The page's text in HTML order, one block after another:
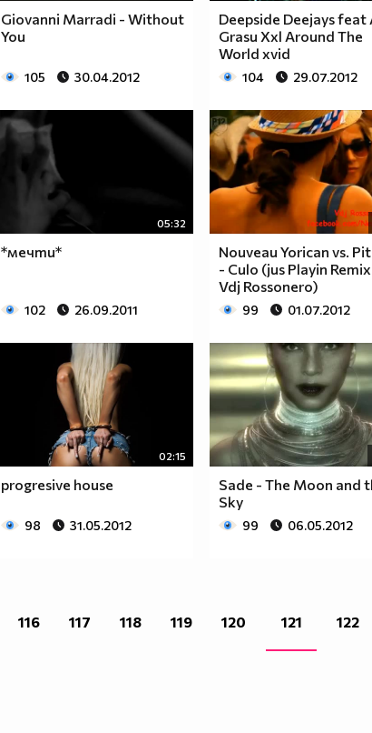
Giovanni Marradi - Without
You
105 30.04.2012
Deepside Deejays feat
Grasu Xxl Around The
World xvid
104 29.07.2012
05:32
*мечти*
102 26.09.2011
Nouveau Yorican vs.
- Culo (jus Playin
Vdj Rossonero)
99 01.07.2012
02:15
progresive house
98 31.05.2012
Sade - The Moon and
Sky
99 06.05.2012
116 117 118 119 120 121 122